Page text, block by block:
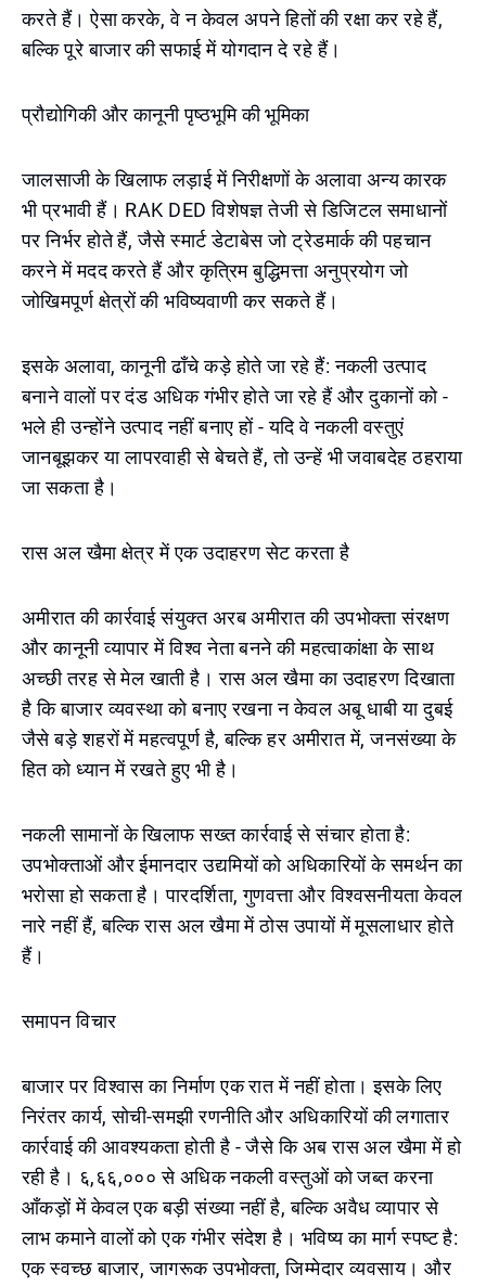
करते हैं। ऐसा करके, वे न केवल अपने हितों की रक्षा कर रहे हैं,
बल्कि पूरे बाजार की सफाई में योगदान दे रहे हैं।
प्रौद्योगिकी और कानूनी पृष्ठभूमि की भूमिका
जालसाजी के खिलाफ लड़ाई में निरीक्षणों के अलावा अन्य कारक
भी प्रभावी हैं। RAK DED विशेषज्ञ तेजी से डिजिटल समाधानों
पर निर्भर होते हैं, जैसे स्मार्ट डेटाबेस जो ट्रेडमार्क की पहचान
करने में मदद करते हैं और कृत्रिम बुद्धिमत्ता अनुप्रयोग जो
जोखिमपूर्ण क्षेत्रों की भविष्यवाणी कर सकते हैं।
इसके अलावा, कानूनी ढाँचे कड़े होते जा रहे हैं: नकली उत्पाद
बनाने वालों पर दंड अधिक गंभीर होते जा रहे हैं और दुकानों को -
भले ही उन्होंने उत्पाद नहीं बनाए हों - यदि वे नकली वस्तुएं
जानबूझकर या लापरवाही से बेचते हैं, तो उन्हें भी जवाबदेह ठहराया
जा सकता है।
रास अल खैमा क्षेत्र में एक उदाहरण सेट करता है
अमीरात की कार्रवाई संयुक्त अरब अमीरात की उपभोक्ता संरक्षण
और कानूनी व्यापार में विश्व नेता बनने की महत्वाकांक्षा के साथ
अच्छी तरह से मेल खाती है। रास अल खैमा का उदाहरण दिखाता
है कि बाजार व्यवस्था को बनाए रखना न केवल अबू धाबी या दुबई
जैसे बड़े शहरों में महत्वपूर्ण है, बल्कि हर अमीरात में, जनसंख्या के
हित को ध्यान में रखते हुए भी है।
नकली सामानों के खिलाफ सख्त कार्रवाई से संचार होता है:
उपभोक्ताओं और ईमानदार उद्यमियों को अधिकारियों के समर्थन का
भरोसा हो सकता है। पारदर्शिता, गुणवत्ता और विश्वसनीयता केवल
नारे नहीं हैं, बल्कि रास अल खैमा में ठोस उपायों में मूसलाधार होते
हैं।
समापन विचार
बाजार पर विश्वास का निर्माण एक रात में नहीं होता। इसके लिए
निरंतर कार्य, सोची-समझी रणनीति और अधिकारियों की लगातार
कार्रवाई की आवश्यकता होती है - जैसे कि अब रास अल खैमा में हो
रही है। ६,६६,००० से अधिक नकली वस्तुओं को जब्त करना
आँकड़ों में केवल एक बड़ी संख्या नहीं है, बल्कि अवैध व्यापार से
लाभ कमाने वालों को एक गंभीर संदेश है। भविष्य का मार्ग स्पष्ट है:
एक स्वच्छ बाजार, जागरूक उपभोक्ता, जिम्मेदार व्यवसाय। और